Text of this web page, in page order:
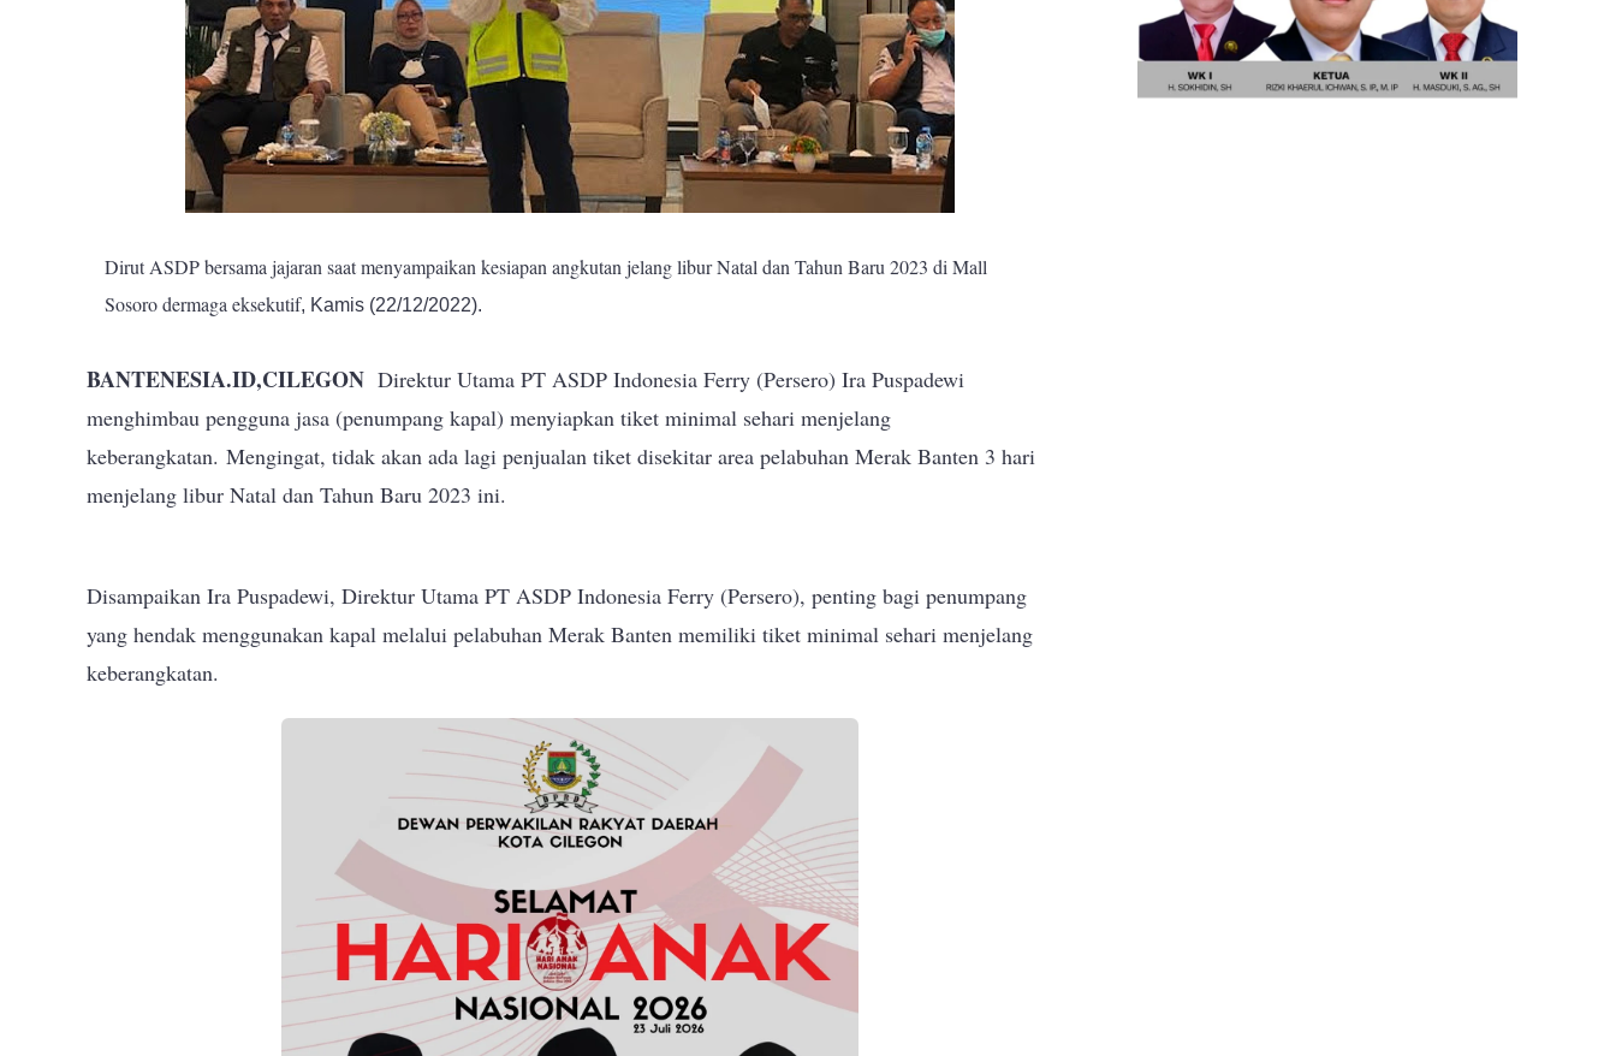
Keberangkatan
Dirut ASDP bersama jajaran saat menyampaikan kesiapan angkutan jelang libur Natal dan Tahun Baru 2023 di Mall
Sosoro dermaga eksekutif, Kamis (22/12/2022).
BANTENESIA.ID,CILEGON Direktur Utama PT ASDP Indonesia Ferry (Persero) Ira Puspadewi
menghimbau pengguna jasa (penumpang kapal) menyiapkan tiket minimal sehari menjelang
keberangkatan. Mengingat, tidak akan ada lagi penjualan tiket disekitar area pelabuhan Merak Banten 3 hari
menjelang libur Natal dan Tahun Baru 2023 ini.
Disampaikan Ira Puspadewi, Direktur Utama PT ASDP Indonesia Ferry (Persero), penting bagi penumpang
yang hendak menggunakan kapal melalui pelabuhan Merak Banten memiliki tiket minimal sehari menjelang
keberangkatan.